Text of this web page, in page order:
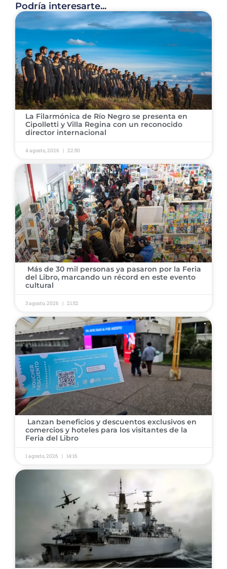
Podría interesarte...
​La Filarmónica de Río Negro se presenta en
Cipolletti y Villa Regina con un reconocido
director internacional
4 agosto, 2026 22:50
​ ​Más de 30 mil personas ya pasaron por la Feria
del Libro, marcando un récord en este evento
cultural
3 agosto, 2026 21:52
​ ​Lanzan beneficios y descuentos exclusivos en
comercios y hoteles para los visitantes de la
Feria del Libro
1 agosto, 2026 14:16